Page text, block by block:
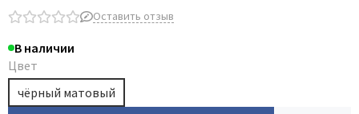
Bravo
Bussare
Comaglio
Comit
Оставить отзыв
В наличии
Цвет
чёрный матовый